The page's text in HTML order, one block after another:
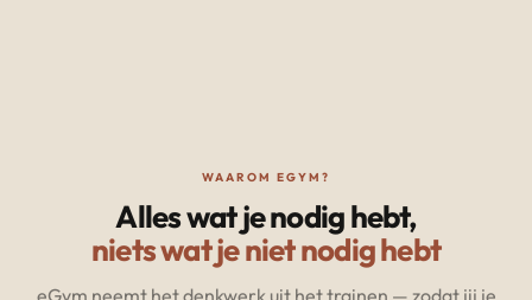
WAAROM EGYM?
Alles wat je nodig hebt,
niets wat je niet nodig hebt
eGym neemt het denkwerk uit het trainen — zodat jij je